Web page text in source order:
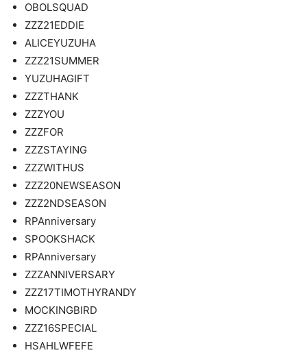
OBOLSQUAD
ZZZ21EDDIE
ALICEYUZUHA
ZZZ21SUMMER
YUZUHAGIFT
ZZZTHANK
ZZZYOU
ZZZFOR
ZZZSTAYING
ZZZWITHUS
ZZZ20NEWSEASON
ZZZ2NDSEASON
RPAnniversary
SPOOKSHACK
RPAnniversary
ZZZANNIVERSARY
ZZZ17TIMOTHYRANDY
MOCKINGBIRD
ZZZ16SPECIAL
HSAHLWFEFE